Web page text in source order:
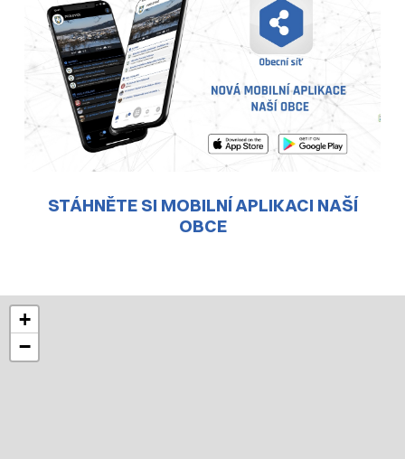
STÁHNĚTE SI MOBILNÍ APLIKACI NAŠÍ
OBCE
+
−